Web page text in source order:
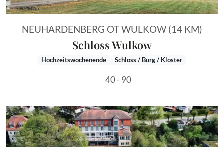
NEUHARDENBERG OT WULKOW (14 KM)
Schloss Wulkow
Hochzeitswochenende Schloss / Burg / Kloster
40 - 90